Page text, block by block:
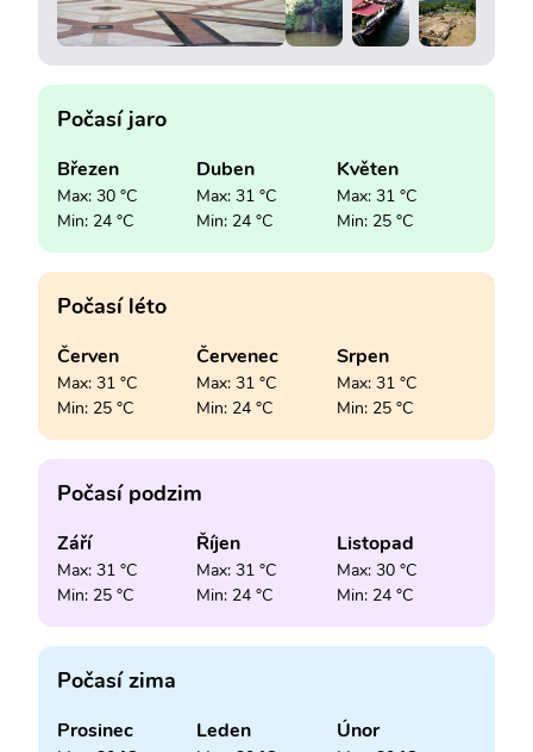
Počasí jaro
Březen
Max: 30 °C
Min: 24 °C
Duben
Max: 31 °C
Min: 24 °C
Květen
Max: 31 °C
Min: 25 °C
Počasí léto
Červen
Max: 31 °C
Min: 25 °C
Červenec
Max: 31 °C
Min: 24 °C
Srpen
Max: 31 °C
Min: 25 °C
Počasí podzim
Září
Max: 31 °C
Min: 25 °C
Říjen
Max: 31 °C
Min: 24 °C
Listopad
Max: 30 °C
Min: 24 °C
Počasí zima
Prosinec Leden Únor